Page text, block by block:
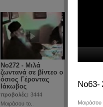
No272 - Μιλά
ζωντανά σε βίντεο ο
όσιος Γέροντας
Ιάκωβος
προβολές: 3444
Μοιράσου το..
Νο63-
Μοιράσου